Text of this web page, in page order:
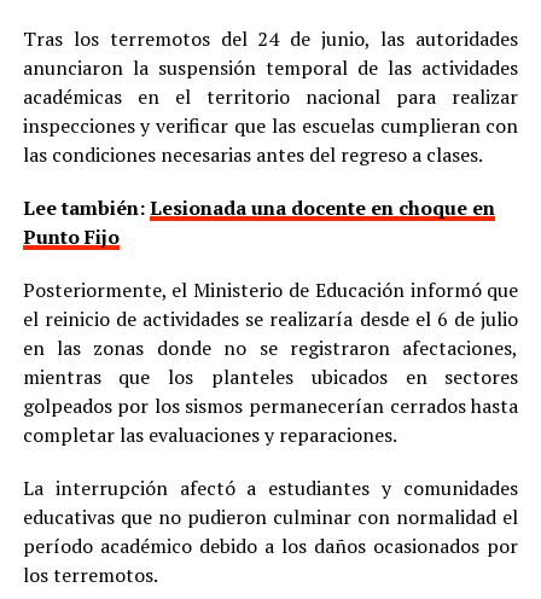
Tras los terremotos del 24 de junio, las autoridades
anunciaron la suspensión temporal de las actividades
académicas en el territorio nacional para realizar
inspecciones y verificar que las escuelas cumplieran con
las condiciones necesarias antes del regreso a clases.
Lee también:Lesionada una docente en choque en
Punto Fijo
Posteriormente, el Ministerio de Educación informó que
el reinicio de actividades se realizaría desde el 6 de julio
en las zonas donde no se registraron afectaciones,
mientras que los planteles ubicados en sectores
golpeados por los sismos permanecerían cerrados hasta
completar las evaluaciones y reparaciones.
La interrupción afectó a estudiantes y comunidades
educativas que no pudieron culminar con normalidad el
período académico debido a los daños ocasionados por
los terremotos.